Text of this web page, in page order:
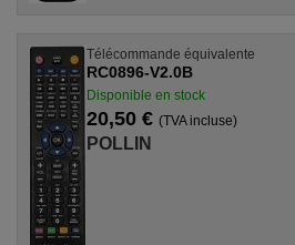
Télécommande équivalente
RC0896-V2.0B
Disponible en stock
20,50 € (TVA incluse)
POLLIN